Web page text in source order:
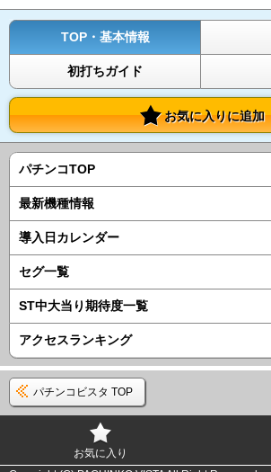
TOP・基本情報
初打ちガイド
お気に入りに追加
パチンコTOP
最新機種情報
導入日カレンダー
セグ一覧
ST中大当り期待度一覧
アクセスランキング
パチンコビスタ TOP
お気に入り